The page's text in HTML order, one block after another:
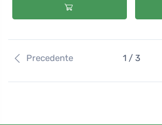
Precedente 1 / 3